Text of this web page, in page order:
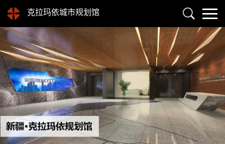
克拉玛依城市规划馆